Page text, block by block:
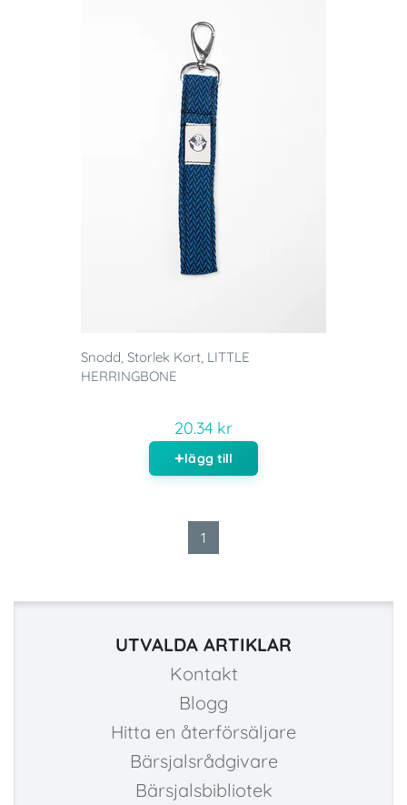
Snodd, Storlek Kort, LITTLE
HERRINGBONE
20.34 kr
lägg till
1
UTVALDA ARTIKLAR
Kontakt
Blogg
Hitta en återförsäljare
Bärsjalsrådgivare
Bärsjalsbibliotek